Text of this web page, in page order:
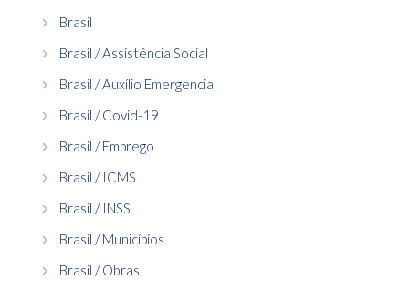
Brasil
Brasil / Assistência Social
Brasil / Auxílio Emergencial
Brasil / Covid-19
Brasil / Emprego
Brasil / ICMS
Brasil / INSS
Brasil / Municípios
Brasil / Obras